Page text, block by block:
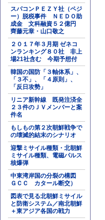
スパコンＰＥＺＹ社（ペジ
ー）脱税事件 ＮＥＤＯ助
成金 文科融資５２億円
齊藤元章・山口敬之
２０１７年３月期 ゼネコ
ンランキング８０社 非上
場21社含む 今期予想付
韓国の国防「３軸体系」、
「３不」、「４原則」、
「反日攻勢」
リニア新幹線 既発注済全
２３件のＪＶメンバーと案
件名
もしもの第２次朝鮮戦争で
の壊滅的結末のシナリオ
迎撃ミサイル種類・北朝鮮
ミサイル種類、電磁パルス
核爆弾
中東湾岸国の分裂の構図
ＧＣＣ カタール断交）
図表で見る北朝鮮ミサイル
と防衛システム／南北朝鮮
＋東アジア各国の戦力